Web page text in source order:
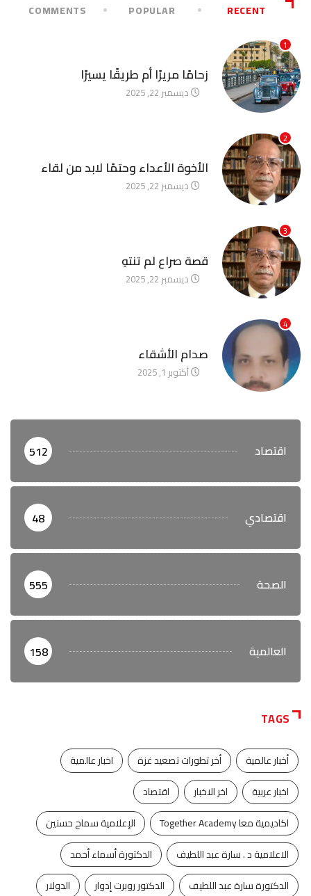
RECENT
POPULAR
COMMENTS
1
زحامًا مريرًا أم طريقًا يسيرًا
ديسمبر 22, 2025
2
الأخوة الأعداء وحتمًا لابد من لقاء
ديسمبر 22, 2025
3
قصة صراع لم تنتهِ
ديسمبر 22, 2025
4
صدام الأشقاء
أكتوبر 1, 2025
اقتصاد 512
اقتصادي 48
الصحة 555
العالمية 158
TAGS
أخبار عالمية أخر تطورات تصعيد غزة
اخبار عالمية
اخبار عربية
اخر الاخبار
اقتصاد
اكاديمية معا Together Academy
الإعلامية سماح حسنين
الاعلامية د . سارة عبد اللطيف
الدكتورة أسماء أحمد
الدكتورة سارة عبد اللطيف
الدكتور روبرت إدوار
الدولار